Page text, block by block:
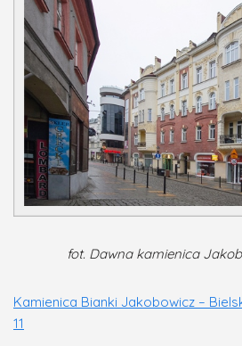
fot. Dawna kamienica
Kamienica Bianki Jakobowicz –
11